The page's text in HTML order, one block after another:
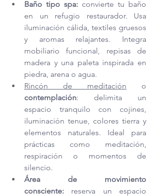
Baño tipo spa: convierte tu baño
en un refugio restaurador. Usa
iluminación cálida, textiles gruesos
y aromas relajantes. Integra
mobiliario funcional, repisas de
madera y una paleta inspirada en
piedra, arena o agua.
Rincón de meditación
contemplación: delimita un
espacio tranquilo con cojines,
iluminación tenue, colores tierra y
elementos naturales. Ideal para
prácticas como meditación,
respiración o momentos de
silencio.
Área de movimiento
consciente: reserva un espacio